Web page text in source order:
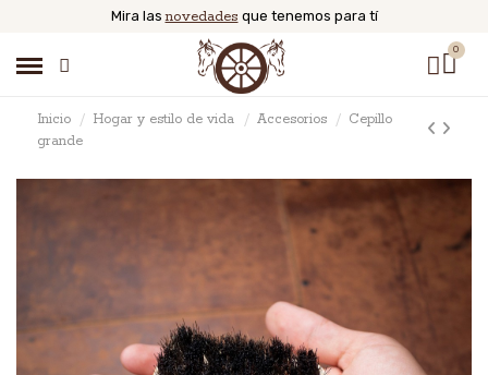
Mira lasnovedades que tenemos para tí
Inicio Hogar y estilo de vida Accesorios
Cepillo
grande